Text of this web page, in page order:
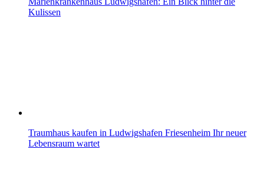
Kulissen
Traumhaus kaufen in Ludwigshafen Friesenheim Ihr neuer
Lebensraum wartet